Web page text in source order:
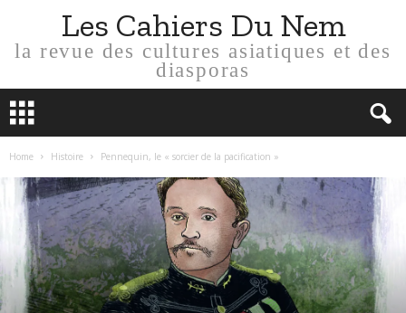
Les Cahiers Du Nem
la revue des cultures asiatiques et des
diasporas
Home Histoire Pennequin, le « sorcier de la pacification »